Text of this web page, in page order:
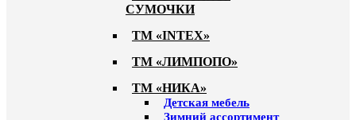
СУМОЧКИ
ТМ «INTEX»
ТМ «ЛИМПОПО»
ТМ «НИКА»
Детская мебель
Зимний ассортимент